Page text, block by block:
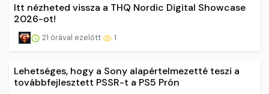
Itt nézheted vissza a THQ Nordic Digital Showcase
2026-ot!
21 órával ezelőtt 1
Lehetséges, hogy a Sony alapértelmezetté teszi a
továbbfejlesztett PSSR-t a PS5 Prón